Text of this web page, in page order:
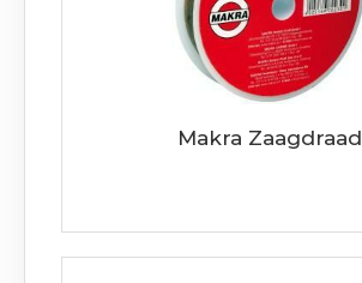
Makra Zaagdraad